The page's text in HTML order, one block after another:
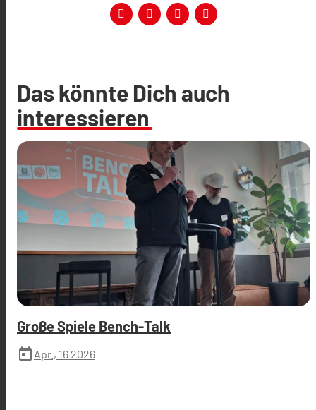
Das könnte Dich auch
interessieren
Große Spiele Bench-Talk
today Apr., 16 2026